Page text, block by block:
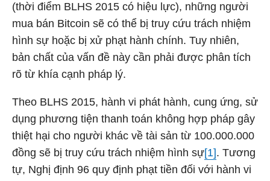
(thời điểm BLHS 2015 có hiệu lực), những người
mua bán Bitcoin sẽ có thể bị truy cứu trách nhiệm
hình sự hoặc bị xử phạt hành chính. Tuy nhiên,
bản chất của vấn đề này cần phải được phân tích
rõ từ khía cạnh pháp lý.
Theo BLHS 2015, hành vi phát hành, cung ứng, sử
dụng phương tiện thanh toán không hợp pháp gây
thiệt hại cho người khác về tài sản từ 100.000.000
đồng sẽ bị truy cứu trách nhiệm hình sự[1]. Tương
tự, Nghị định 96 quy định phạt tiền đối với hành vi